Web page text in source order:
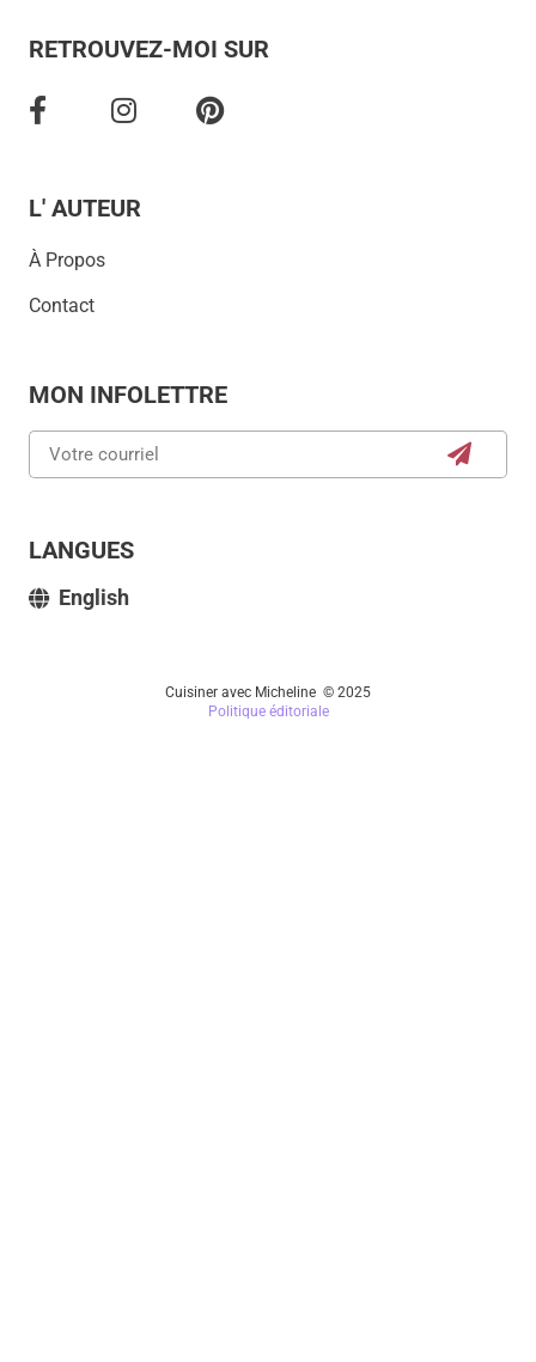
RETROUVEZ-MOI SUR
L' AUTEUR
À Propos
Contact
MON INFOLETTRE
LANGUES
English
Cuisiner avec Micheline © 2025
Politique éditoriale